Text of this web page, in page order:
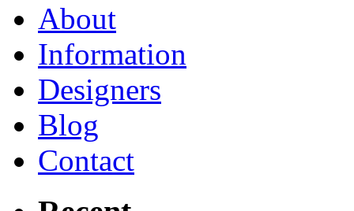
About
Information
Designers
Blog
Contact